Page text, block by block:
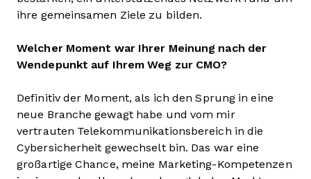
ihre gemeinsamen Ziele zu bilden.
Welcher Moment war Ihrer Meinung nach der
Wendepunkt auf Ihrem Weg zur CMO?
Definitiv der Moment, als ich den Sprung in eine
neue Branche gewagt habe und vom mir
vertrauten Telekommunikationsbereich in die
Cybersicherheit gewechselt bin. Das war eine
großartige Chance, meine Marketing-Kompetenzen